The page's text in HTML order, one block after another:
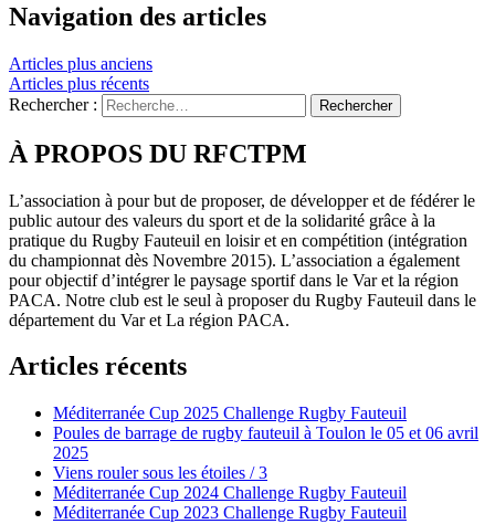
Navigation des articles
Articles plus anciens
Articles plus récents
Rechercher :
À PROPOS DU RFCTPM
L’association à pour but de proposer, de développer et de fédérer le
public autour des valeurs du sport et de la solidarité grâce à la
pratique du Rugby Fauteuil en loisir et en compétition (intégration
du championnat dès Novembre 2015). L’association a également
pour objectif d’intégrer le paysage sportif dans le Var et la région
PACA. Notre club est le seul à proposer du Rugby Fauteuil dans le
département du Var et La région PACA.
Articles récents
Méditerranée Cup 2025 Challenge Rugby Fauteuil
Poules de barrage de rugby fauteuil à Toulon le 05 et 06 avril
2025
Viens rouler sous les étoiles / 3
Méditerranée Cup 2024 Challenge Rugby Fauteuil
Méditerranée Cup 2023 Challenge Rugby Fauteuil